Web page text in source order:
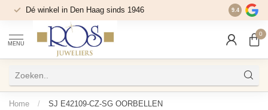
Dé winkel in Den Haag sinds 1946 9.4
MENU
0
Home / SJ E42109-CZ-SG OORBELLEN